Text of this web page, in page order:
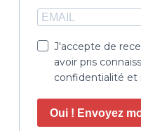
J'accepte de
avoir pris
confidentialité et
Oui ! Envoyez